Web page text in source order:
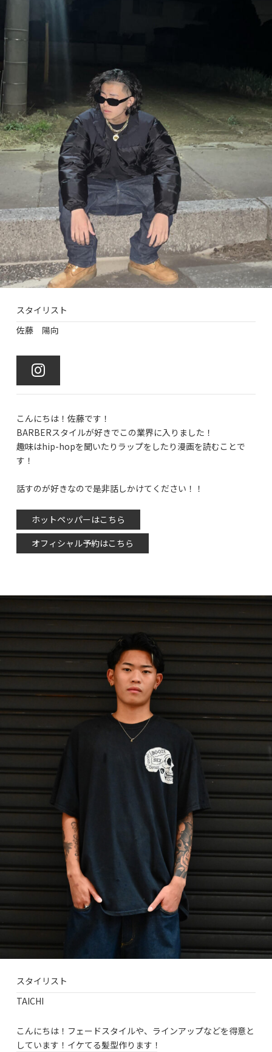
スタイリスト
佐藤 陽向
こんにちは！佐藤です！
BARBERスタイルが好きでこの業界に入りました！
趣味はhip-hopを聞いたりラップをしたり漫画を読むことで
す！
話すのが好きなので是非話しかけてください！！
ホットペッパーはこちら
オフィシャル予約はこちら
スタイリスト
TAICHI
こんにちは！フェードスタイルや、ラインアップなどを得意と
しています！イケてる髪型作ります！